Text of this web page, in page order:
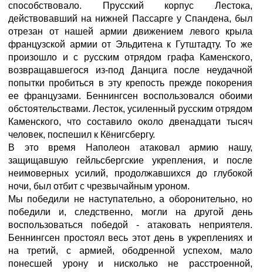
способствовало. Прусский корпус Лестока,
действовавший на нижней Пассарге у Спандена, был
отрезан от нашей армии движением левого крыла
французской армии от Эльдитена к Гутштадту. То же
произошло и с русским отрядом графа Каменского,
возвращавшегося из-под Данцига после неудачной
попытки пробиться в эту крепость прежде покорения
ее французами. Беннингсен воспользовался обоими
обстоятельствами. Лесток, усиленный русским отрядом
Каменского, что составило около двенадцати тысяч
человек, поспешил к Кёнигсбергу.
В это время Наполеон атаковал армию нашу,
защищавшую гейльсбергские укрепления, и после
неимоверных усилий, продолжавшихся до глубокой
ночи, был отбит с чрезвычайным уроном.
Мы победили не наступательно, а оборонительно, но
победили и, следственно, могли на другой день
воспользоваться победой - атаковать неприятеля.
Беннингсен простоял весь этот день в укреплениях и
на третий, с армией, ободренной успехом, мало
понесшей урону и нисколько не расстроенной,